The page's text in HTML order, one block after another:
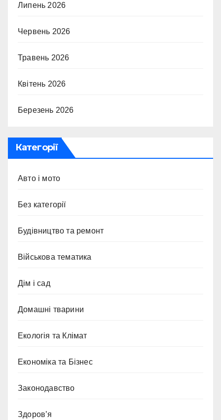
Липень 2026
Червень 2026
Травень 2026
Квітень 2026
Березень 2026
Категорії
Авто і мото
Без категорії
Будівництво та ремонт
Військова тематика
Дім і сад
Домашні тварини
Екологія та Клімат
Економіка та Бізнес
Законодавство
Здоров’я